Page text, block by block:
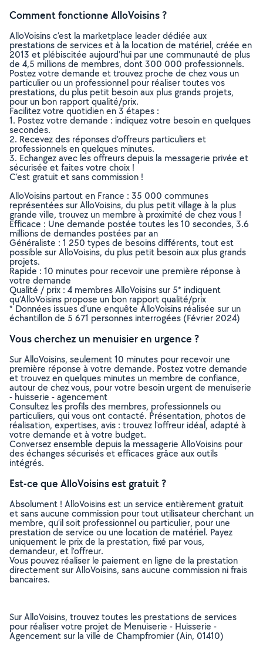
Comment fonctionne AlloVoisins ?
AlloVoisins c’est la marketplace leader dédiée aux
prestations de services et à la location de matériel, créée en
2013 et plébiscitée aujourd’hui par une communauté de plus
de 4,5 millions de membres, dont 300 000 professionnels.
Postez votre demande et trouvez proche de chez vous un
particulier ou un professionnel pour réaliser toutes vos
prestations, du plus petit besoin aux plus grands projets,
pour un bon rapport qualité/prix.
Facilitez votre quotidien en 3 étapes :
1. Postez votre demande : indiquez votre besoin en quelques
secondes.
2. Recevez des réponses d’offreurs particuliers et
professionnels en quelques minutes.
3. Echangez avec les offreurs depuis la messagerie privée et
sécurisée et faites votre choix !
C’est gratuit et sans commission !
AlloVoisins partout en France : 35 000 communes
représentées sur AlloVoisins, du plus petit village à la plus
grande ville, trouvez un membre à proximité de chez vous !
Efficace : Une demande postée toutes les 10 secondes, 3.6
millions de demandes postées par an
Généraliste : 1 250 types de besoins différents, tout est
possible sur AlloVoisins, du plus petit besoin aux plus grands
projets.
Rapide : 10 minutes pour recevoir une première réponse à
votre demande
Qualité / prix : 4 membres AlloVoisins sur 5* indiquent
qu’AlloVoisins propose un bon rapport qualité/prix
* Données issues d’une enquête AlloVoisins réalisée sur un
échantillon de 5 671 personnes interrogées (Février 2024)
Vous cherchez un menuisier en urgence ?
Sur AlloVoisins, seulement 10 minutes pour recevoir une
première réponse à votre demande. Postez votre demande
et trouvez en quelques minutes un membre de confiance,
autour de chez vous, pour votre besoin urgent de menuiserie
- huisserie - agencement
Consultez les profils des membres, professionnels ou
particuliers, qui vous ont contacté. Présentation, photos de
réalisation, expertises, avis : trouvez l'offreur idéal, adapté à
votre demande et à votre budget.
Conversez ensemble depuis la messagerie AlloVoisins pour
des échanges sécurisés et efficaces grâce aux outils
intégrés.
Est-ce que AlloVoisins est gratuit ?
Absolument ! AlloVoisins est un service entièrement gratuit
et sans aucune commission pour tout utilisateur cherchant un
membre, qu’il soit professionnel ou particulier, pour une
prestation de service ou une location de matériel. Payez
uniquement le prix de la prestation, fixé par vous,
demandeur, et l’offreur.
Vous pouvez réaliser le paiement en ligne de la prestation
directement sur AlloVoisins, sans aucune commission ni frais
bancaires.
Sur AlloVoisins, trouvez toutes les prestations de services
pour réaliser votre projet de Menuiserie - Huisserie -
Agencement sur la ville de Champfromier (Ain, 01410)